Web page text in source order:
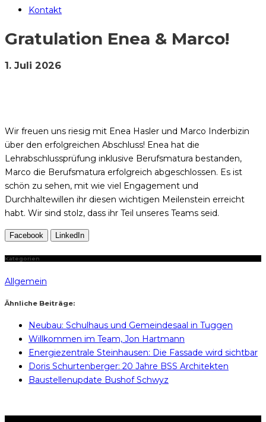
Kontakt
Gratulation Enea & Marco!
1. Juli 2026
Wir freuen uns riesig mit Enea Hasler und Marco Inderbizin
über den erfolgreichen Abschluss! Enea hat die
Lehrabschlussprüfung inklusive Berufsmatura bestanden,
Marco die Berufsmatura erfolgreich abgeschlossen. Es ist
schön zu sehen, mit wie viel Engagement und
Durchhaltewillen ihr diesen wichtigen Meilenstein erreicht
habt. Wir sind stolz, dass ihr Teil unseres Teams seid.
Facebook LinkedIn
Kategorien
Allgemein
Ähnliche Beiträge:
Neubau: Schulhaus und Gemeindesaal in Tuggen
Willkommen im Team, Jon Hartmann
Energiezentrale Steinhausen: Die Fassade wird sichtbar
Doris Schurtenberger: 20 Jahre BSS Architekten
Baustellenupdate Bushof Schwyz